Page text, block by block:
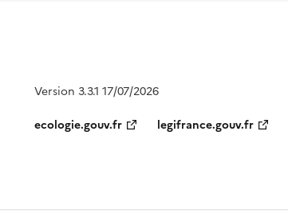
Version 3.3.1 17/07/2026
ecologie.gouv.fr
legifrance.gouv.fr